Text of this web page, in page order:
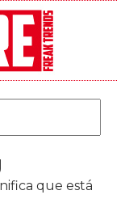
que está